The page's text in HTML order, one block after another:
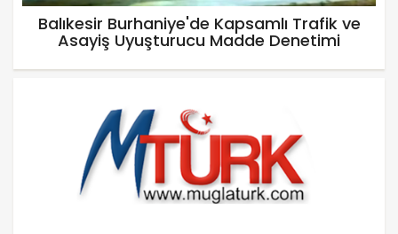
Balıkesir Burhaniye'de Kapsamlı Trafik ve
Asayiş Uyuşturucu Madde Denetimi